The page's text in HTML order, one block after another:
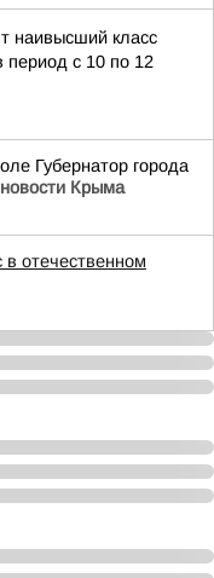
наивысший класс
период с 10 по 12
Губернатор города
Крыма
в отечественном